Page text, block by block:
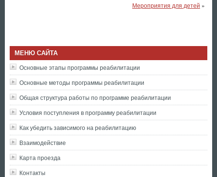
Мероприятия для детей »
МЕНЮ САЙТА
Основные этапы программы реабилитации
Основные методы программы реабилитации
Общая структура работы по программе реабилитации
Условия поступления в программу реабилитации
Как убедить зависимого на реабилитацию
Взаимодействие
Карта проезда
Контакты